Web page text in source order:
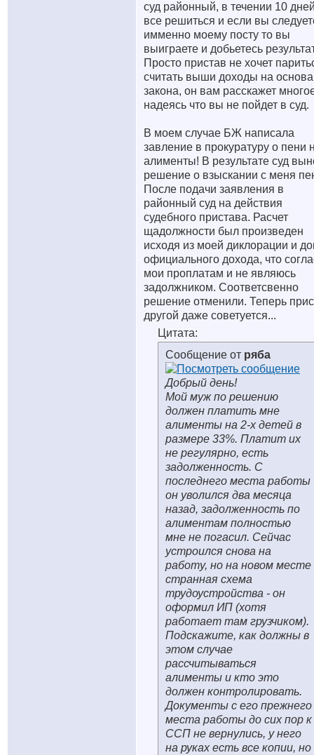
суд районный, в течении 10
все решиться и если вы
имменно моему посту то вы
выиграете и добьетесь
Просто пристав не хочет
считать выши доходы на
закона, он вам расскажет
надеясь что вы не пойдет в суд.
В моем случае БЖ написала
завление в прокуратуру о пени
алименты! В результате суд
решение о взыскании с меня
После подачи заявления в
районный суд на действия
судебного пристава. Расчет
щадолжности был произведен
исходя из моей диклорации и
официального дохода, что
мои проплатам и не являюсь
задолжником. Соответсвенно
решение отменили. Теперь
другой даже советуется...
Цитата:
Сообщение от ряба
Добрый день!
Мой муж по решению
должен платить мне
алименты на 2-х детей в
размере 33%. Платит их
не регулярно, есть
задолженность. С
последнего места работы
он уволился два месяца
назад, задолженность по
алиментам полностью
мне не погасил. Сейчас
устроился снова на
работу, но на новом месте
странная схема
трудоустройства - он
оформил ИП (хотя
работает там грузчиком).
Подскажите, как должны в
этом случае
рассчитываться
алименты и кто это
должен контролировать.
Документы с его прежнего
места работы до сих пор к
ССП не вернулись, у него
на руках есть все копии, но